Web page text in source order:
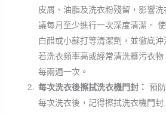
皮屑、油脂及洗衣粉殘留，影響
議每月至少進行一次深度清潔。
白醋或小蘇打等清潔劑，並徹底沖
若洗衣頻率高或經常清洗髒污衣
每兩週一次。
每次洗衣後擦拭洗衣機門封： 預
每次洗衣後，記得擦拭洗衣機門